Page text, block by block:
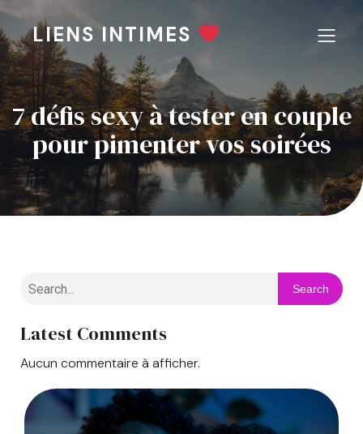
LIENS INTIMES
7 défis sexy à tester en couple
pour pimenter vos soirées
Search
Latest Comments
Aucun commentaire à afficher.